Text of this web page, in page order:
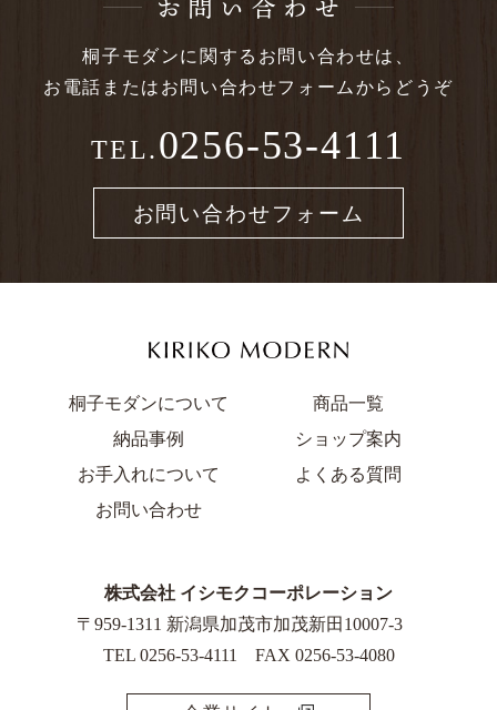
桐子モダンに関する お問い合わせは、
お電話または お問い合わせフォームからどうぞ
TEL.0256-53-4111
お問い合わせフォーム
桐子モダンについて
商品一覧
納品事例
ショップ案内
お手入れについて
よくある質問
お問い合わせ
株式会社 イシモクコーポレーション
〒959-1311 新潟県加茂市加茂新田10007-3
TEL 0256-53-4111 FAX 0256-53-4080